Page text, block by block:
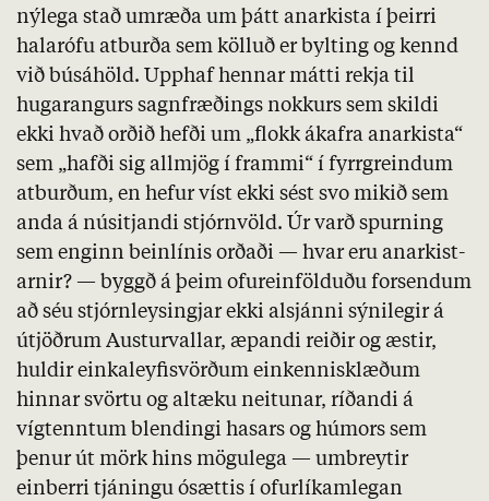
nýlega stað umræða um þátt anarkista í þeirri
halarófu atburða sem kölluð er bylting og kennd
við búsáhöld. Upphaf hennar mátti rekja til
hugarangurs sagnfræðings nokkurs sem skildi
ekki hvað orðið hefði um „flokk ákafra anarkista“
sem „hafði sig allmjög í frammi“ í fyrrgreindum
atburðum, en hefur víst ekki sést svo mikið sem
anda á núsitjandi stjórnvöld. Úr varð spurning
sem enginn beinlínis orðaði — hvar eru anarkist­
arnir? — byggð á þeim ofureinfölduðu forsendum
að séu stjórnleysingjar ekki alsjánni sýnilegir á
útjöðrum Austurvallar, æpandi reiðir og æstir,
huldir einkaleyfisvörðum einkennisklæðum
hinnar svörtu og altæku neitunar, ríðandi á
vígtenntum blendingi hasars og húmors sem
þenur út mörk hins mögulega — umbreytir
einberri tjáningu ósættis í ofurlíkamlegan